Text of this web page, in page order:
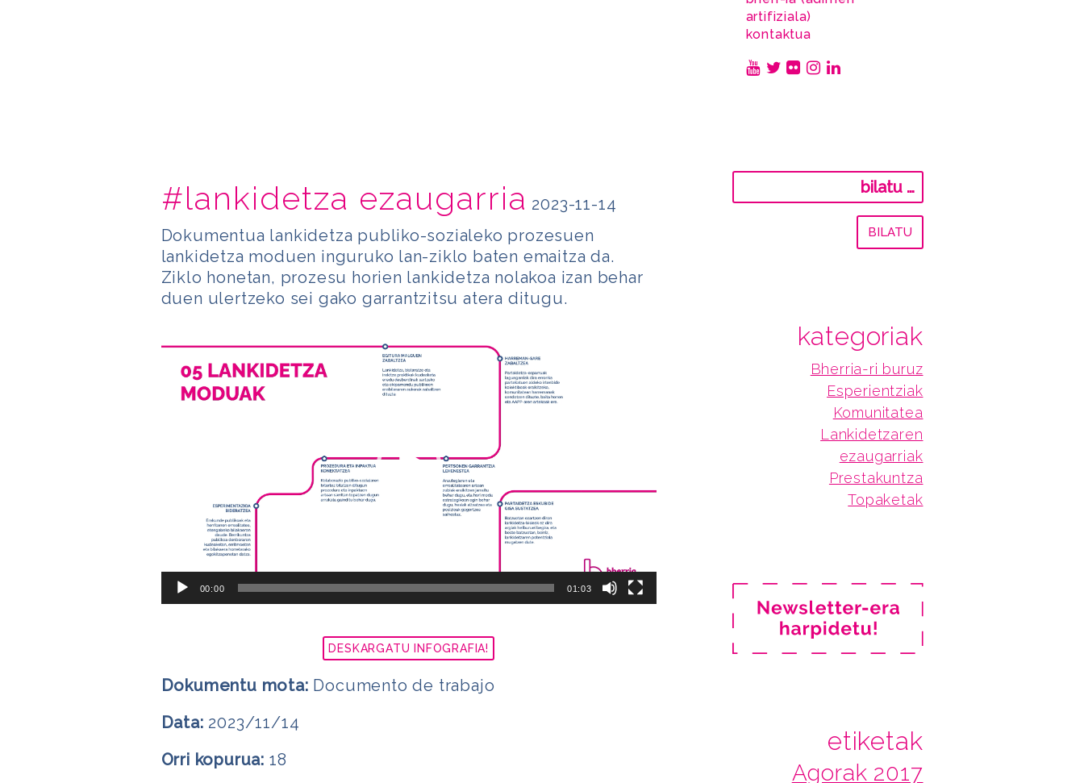
artifiziala)
kontaktua
#lankidetza ezaugarria 2023-11-14
Dokumentua lankidetza publiko-sozialeko prozesuen
lankidetza moduen inguruko lan-ziklo baten emaitza da.
Ziklo honetan, prozesu horien lankidetza nolakoa izan behar
duen ulertzeko sei gako garrantzitsu atera ditugu.
00:00 01:03
DESKARGATU INFOGRAFIA!
Dokumentu mota: Documento de trabajo
Data: 2023/11/14
Orri kopurua: 18
kategoriak
Bherria-ri buruz
Esperientziak
Komunitatea
Lankidetzaren
ezaugarriak
Prestakuntza
Topaketak
etiketak
Agorak 2017